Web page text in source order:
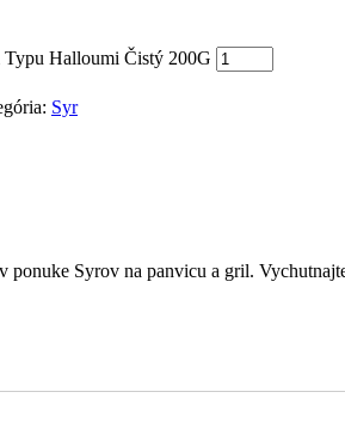
Halloumi Čistý 200G
Syr
ponuke Syrov na panvicu a gril.